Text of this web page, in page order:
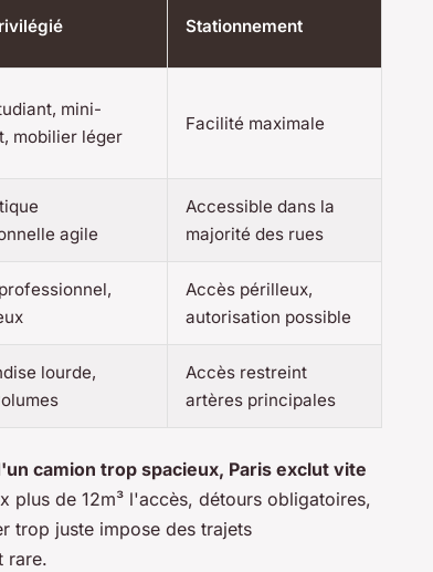
Stationnement
mini-
mobilier léger
Facilité maximale
agile
Accessible dans la
majorité des rues
Accès périlleux,
autorisation possible
lourde,
Accès restreint
artères principales
camion trop spacieux, Paris exclut vite
plus de 12m³ l'accès, détours obligatoires,
trop juste impose des trajets
rare.